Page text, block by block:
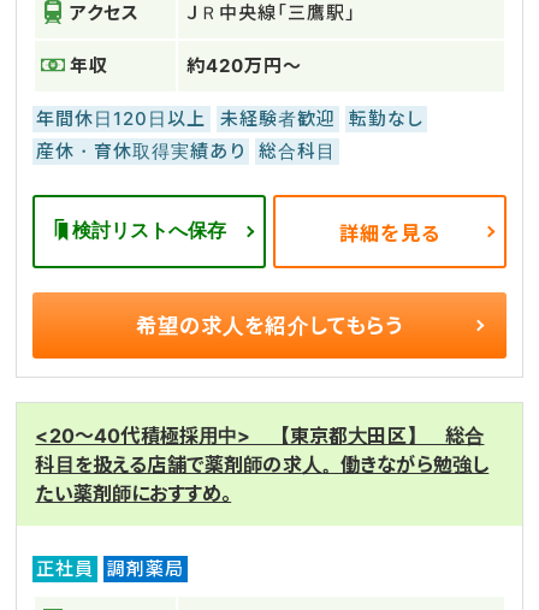
アクセス ＪＲ中央線「三鷹駅」
年収 約420万円～
年間休日120日以上 未経験者歓迎
転勤なし
産休・育休取得実績あり
総合科目
検討リストへ保存 詳細を見る
希望の求人を紹介してもらう
<20～40代積極採用中> 【東京都大田区】 総合
科目を扱える店舗で薬剤師の求人。働きながら勉強し
たい薬剤師におすすめ。
正社員 調剤薬局